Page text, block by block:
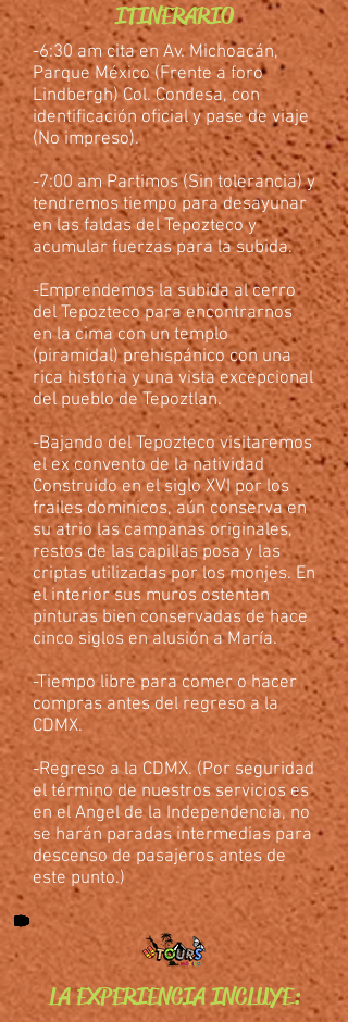
ITINERARIO
-6:30 am cita en Av. Michoacán,
Parque México (Frente a foro
Lindbergh) Col. Condesa, con
identificación oficial y pase de viaje
(No impreso).
-7:00 am Partimos (Sin tolerancia) y
tendremos tiempo para desayunar
en las faldas del Tepozteco y
acumular fuerzas para la subida.
-Emprendemos la subida al cerro
del Tepozteco para encontrarnos
en la cima con un templo
(piramidal) prehispánico con una
rica historia y una vista excepcional
del pueblo de Tepoztlan.
-Bajando del Tepozteco visitaremos
el ex convento de la natividad
Construido en el siglo XVI por los
frailes dominicos, aún conserva en
su atrio las campanas originales,
restos de las capillas posa y las
criptas utilizadas por los monjes. En
el interior sus muros ostentan
pinturas bien conservadas de hace
cinco siglos en alusión a María.
-Tiempo libre para comer o hacer
compras antes del regreso a la
CDMX.
-Regreso a la CDMX. (Por seguridad
el término de nuestros servicios es
en el Angel de la Independencia, no
se harán paradas intermedias para
descenso de pasajeros antes de
este punto.)
LA EXPERIENCIA INCLUYE: